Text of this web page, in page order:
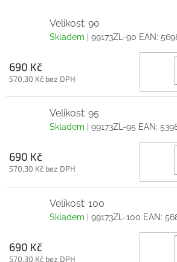
Velikost: 90
Skladem | 99173ZL-90 EAN:
690 Kč
570,30 Kč bez DPH
Velikost: 95
Skladem | 99173ZL-95 EAN:
690 Kč
570,30 Kč bez DPH
Velikost: 100
Skladem | 99173ZL-100 EAN:
690 Kč
570,30 Kč bez DPH